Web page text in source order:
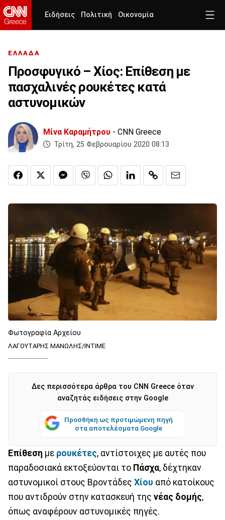
Ειδήσεις Πολιτική Οικονομία
ΕΛΛΑΔΑ
Προσφυγικό – Χίος: Επίθεση με
πασχαλινές ρουκέτες κατά
αστυνομικών
Μίνα Καραμήτρου - CNN Greece
Τρίτη, 25 Φεβρουαρίου 2020 08:13
Φωτογραφία Αρχείου
ΛΑΓΟΥΤΑΡΗΣ ΜΑΝΩΛΗΣ/ΙΝΤΙΜΕ
Δες περισσότερα άρθρα του CNN Greece όταν
αναζητάς ειδήσεις στην Google
Προσθήκη ως προτιμώμενη πηγή
στα αποτελέσματα Google
Επίθεση με ρουκέτες, αντίστοιχες με αυτές που
παραδοσιακά εκτοξεύονται το Πάσχα, δέχτηκαν
αστυνομικοί στους Βροντάδες Χίου από κατοίκους
που αντιδρούν στην κατασκευή της νέας δομής,
όπως αναφέρουν αστυνομικές πηγές.